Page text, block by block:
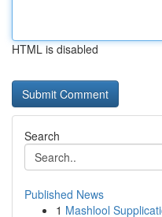
HTML is disabled
Search
Published News
1 Mashlool